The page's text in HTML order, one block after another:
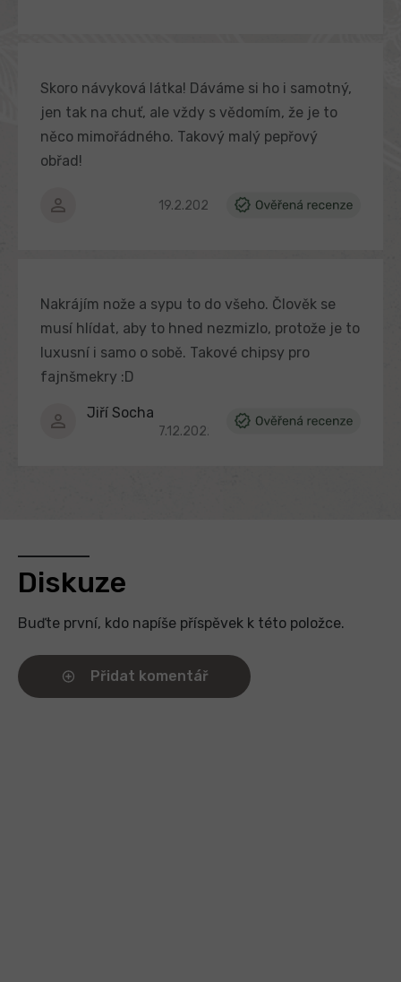
Hodnocení produktu je 5 z 5 hvězdiček.
19.2.2025
Skoro návyková látka! Dáváme si ho i samotný,
jen tak na chuť, ale vždy s vědomím, že je to
něco mimořádného. Takový malý pepřový
obřad!
Jiří Socha
Hodnocení produktu je 5 z 5 hvězdiček.
7.12.2022
Nakrájím nože a sypu to do všeho. Člověk se
musí hlídat, aby to hned nezmizlo, protože je to
luxusní i samo o sobě. Takové chipsy pro
fajnšmekry :D
Diskuze
Buďte první, kdo napíše příspěvek k této položce.
Přidat komentář